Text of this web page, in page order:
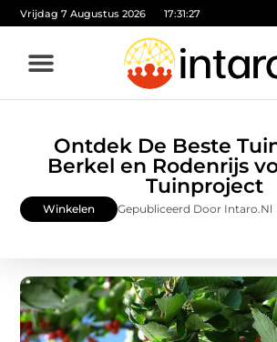
Vrijdag 7 Augustus 2026 17:31:28
Ontdek De Beste
Berkel en Rodenrijs
Tuinproject
Winkelen Gepubliceerd Door Intaro.nl